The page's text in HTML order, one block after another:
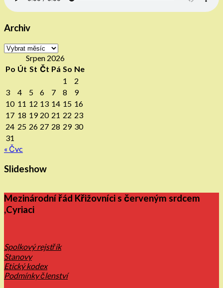
Archiv
Archiv
Srpen 2026
Po Út St Čt Pá So Ne
1
2
3
4 5 6 7 8
9
10 11 12 13 14 15 16
17 18 19 20 21 22 23
24 25 26 27 28 29 30
31
« Čvc
Slideshow
Mezinárodní řád Křižovníci s červeným srdcem
,Cyriaci
Spolkový rejstřík
Stanovy
Etický kodex
Podmínky členství